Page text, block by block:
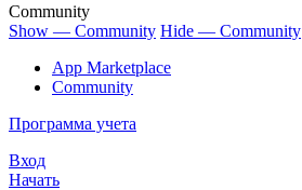
Community
Show — Community Hide — Community
App Marketplace
Community
Программа учета
Вход
Начать